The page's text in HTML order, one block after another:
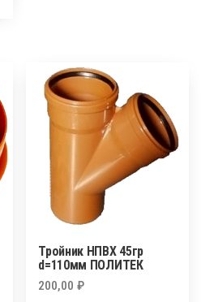
Тройник НПВХ 45гр
d=110мм ПОЛИТЕК
200,00₽